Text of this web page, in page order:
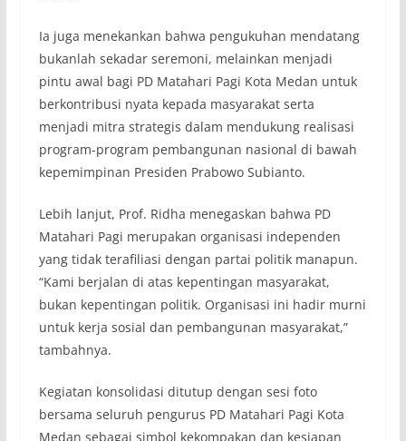
Ia juga menekankan bahwa pengukuhan mendatang
bukanlah sekadar seremoni, melainkan menjadi
pintu awal bagi PD Matahari Pagi Kota Medan untuk
berkontribusi nyata kepada masyarakat serta
menjadi mitra strategis dalam mendukung realisasi
program-program pembangunan nasional di bawah
kepemimpinan Presiden Prabowo Subianto.
Lebih lanjut, Prof. Ridha menegaskan bahwa PD
Matahari Pagi merupakan organisasi independen
yang tidak terafiliasi dengan partai politik manapun.
“Kami berjalan di atas kepentingan masyarakat,
bukan kepentingan politik. Organisasi ini hadir murni
untuk kerja sosial dan pembangunan masyarakat,”
tambahnya.
Kegiatan konsolidasi ditutup dengan sesi foto
bersama seluruh pengurus PD Matahari Pagi Kota
Medan sebagai simbol kekompakan dan kesiapan